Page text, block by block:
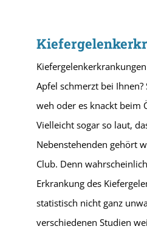
Apfel schmerzt bei
weh oder es knackt beim
Vielleicht sogar so laut,
Nebenstehenden gehört
Club. Denn
Erkrankung des
statistisch nicht ganz
verschiedenen Studien